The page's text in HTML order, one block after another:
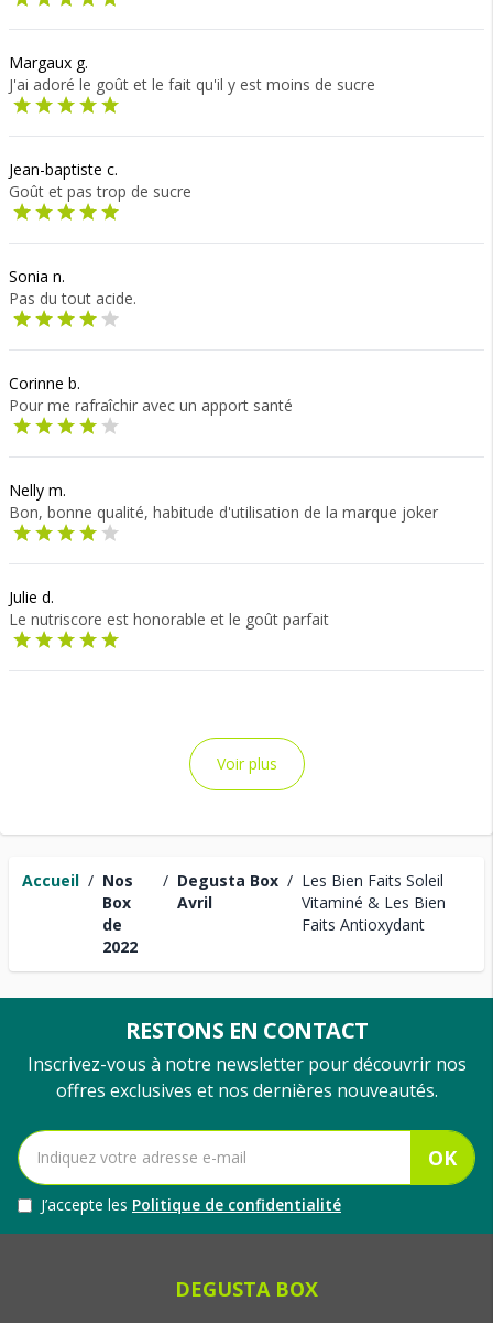
Accueil / Nos
Box
de
2022
/ Degusta Box
Avril
/ Les Bien Faits Soleil
Vitaminé & Les Bien
Faits Antioxydant
Margaux g.
J'ai adoré le goût et le fait qu'il y est moins de sucre
Jean-baptiste c.
Goût et pas trop de sucre
Sonia n.
Pas du tout acide.
Corinne b.
Pour me rafraîchir avec un apport santé
Nelly m.
Bon, bonne qualité, habitude d'utilisation de la marque joker
Julie d.
Le nutriscore est honorable et le goût parfait
Voir plus
RESTONS EN CONTACT
Inscrivez-vous à notre newsletter pour découvrir nos
offres exclusives et nos dernières nouveautés.
OK
J’accepte les Politique de confidentialité
DEGUSTA BOX